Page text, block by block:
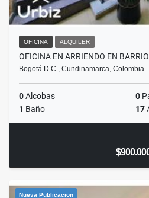
OFICINA ALQUILER
OFICINA EN ARRIENDO EN
Bogotá D.C., Cundinamarca, Colombia
0Alcobas 0
1 Baño 17
Nueva Publicacion